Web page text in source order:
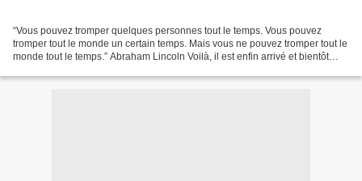
“Vous pouvez tromper quelques personnes tout le temps. Vous pouvez
tromper tout le monde un certain temps. Mais vous ne pouvez tromper tout le
monde tout le temps.” Abraham Lincoln Voilà, il est enfin arrivé et bientôt